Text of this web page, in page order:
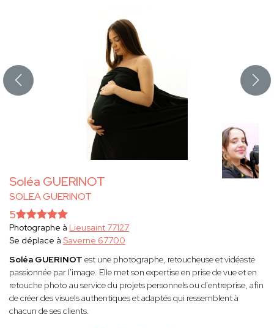
Soléa GUERINOT
SOLEA GUERINOT
5
Photographe à Lieusaint 77127
Se déplace à Saverne 67700
Soléa GUERINOT est une photographe, retoucheuse et vidéaste
passionnée par l'image. Elle met son expertise en prise de vue et en
retouche photo au service du projets personnels ou d'entreprise, afin
de créer des visuels authentiques et adaptés qui ressemblent à
chacun de ses clients.